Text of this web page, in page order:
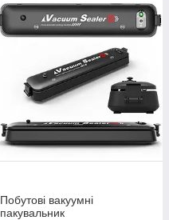
Побутові вакуумні
пакувальник